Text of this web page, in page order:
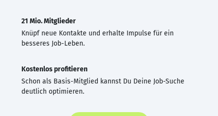
21 Mio. Mitglieder
Knüpf neue Kontakte und erhalte Impulse für ein
besseres Job-Leben.
Kostenlos profitieren
Schon als Basis-Mitglied kannst Du Deine Job-Suche
deutlich optimieren.